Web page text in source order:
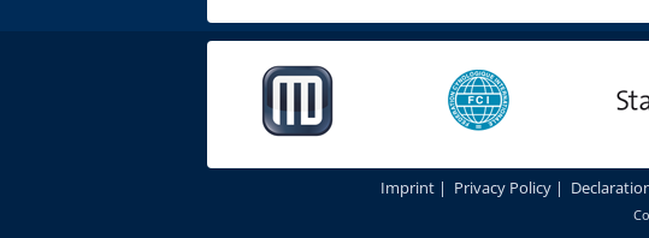
Imprint| Privacy Policy|